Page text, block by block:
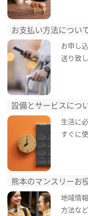
お支払い方法につい
お申し
送り致し
設備とサービスにつ
生活に
すぐに
熊本のマンスリーお
地域情
方法な